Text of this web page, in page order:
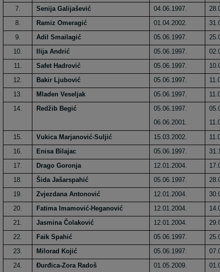
7.
Senija Galijašević 04.06.1997.
8.
Ramiz Omeragić 01.04.2002.
9.
Adil Smailagić 05.06.1997.
10.
Ilija Andrić 05.06.1997.
11.
Safet Hadrović 05.06.1997.
12.
Bakir Ljubović 05.06.1997.
13.
Mladen Veseljak 05.06.1997.
14.
Redžib Begić
05.06.1997.
06.06.2001.
15.
Vukica Marjanović-Suljić 15.03.2002.
16.
Enisa Bilajac 05.06.1997.
17.
Drago Goronja 12.01.2004.
18.
Šida Jašarspahić 05.06.1997.
19.
Zvjezdana Antonović 12.01.2004.
20.
Fatima Imamović-Heganović 12.01.2004.
21.
Jasmina Čolaković 12.01.2004.
22.
Faik Spahić 05.06.1997.
23.
Milorad Kojić 05.06.1997.
24.
Đurđica-Zora Radoš 01.05.2009.